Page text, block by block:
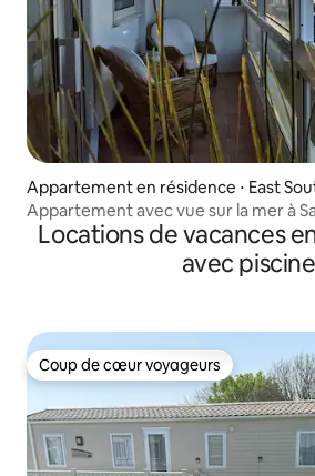
Appartement en résidence ⋅ East
ne
Appartement avec vue sur la mer à
Locations de vacances
avec piscine
Coup de cœur voyageurs
Coup de cœur voyageurs